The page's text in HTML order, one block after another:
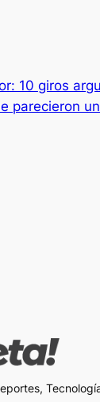
10 giros
parecieron